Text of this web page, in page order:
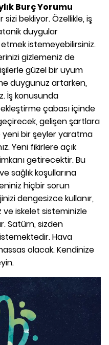
Burç Yorumu
bekliyor. Özellikle, iş
duygular
istemeyebilirsiniz.
gizlemeniz de
güzel bir uyum
duygunuz artarken,
İş konusunda
çabası içinde
geçirecek, gelişen şartlara
yeni bir şeyler yaratma
Yeni fikirlere açık
getirecektir. Bu
sağlık koşullarına
hiçbir sorun
dengesizce kullanır,
ve iskelet sisteminizle
Satürn, sizden
Hava
olacak. Kendinize